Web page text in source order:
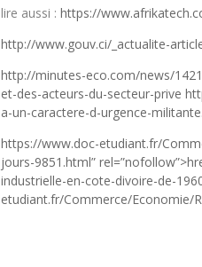
lire aussi : https://
http://www.gouv.ci/_actualite-
http://minutes-eco.com/news/
et-des-acteurs-du-secteur-prive
a-un-caractere-d-urgence-
https://www.doc-etudiant.fr/
jours-9851.html”
industrielle-en-cote-divoire-de-
etudiant.fr/Commerce/Economie/